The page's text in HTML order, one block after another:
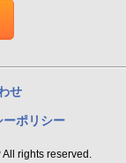
せ
ーポリシー
rights reserved.